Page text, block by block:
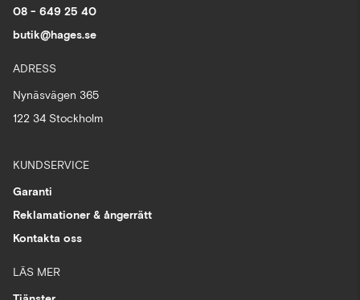
08 - 649 25 40
butik@hages.se
ADRESS
Nynäsvägen 365
122 34 Stockholm
KUNDSERVICE
Garanti
Reklamationer & ångerrätt
Kontakta oss
LÄS MER